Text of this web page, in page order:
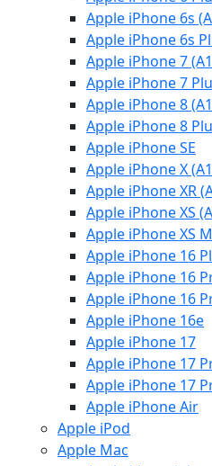
Apple iPhone 6s
Apple iPhone 6s
Apple iPhone 7
Apple iPhone 7
Apple iPhone 8
Apple iPhone 8
Apple iPhone SE
Apple iPhone X
Apple iPhone XR
Apple iPhone XS
Apple iPhone XS
Apple iPhone 16
Apple iPhone 16
Apple iPhone 16
Apple iPhone 16e
Apple iPhone 17
Apple iPhone 17
Apple iPhone 17
Apple iPhone Air
Apple iPod
Apple Mac